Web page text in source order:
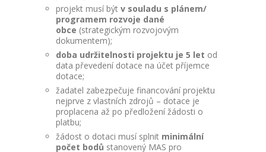
projekt musí být v souladu s plánem/
programem rozvoje dané
obce (strategickým rozvojovým
dokumentem);
doba udržitelnosti projektu je 5 let od
data převedení dotace na účet příjemce
dotace;
žadatel zabezpečuje financování projektu
nejprve z vlastních zdrojů – dotace je
proplacena až po předložení žádosti o
platbu;
žádost o dotaci musí splnit minimální
počet bodů stanovený MAS pro